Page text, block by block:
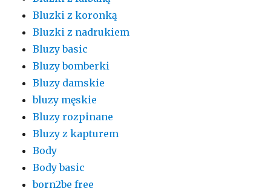
Bluzki z koronką
Bluzki z nadrukiem
Bluzy basic
Bluzy bomberki
Bluzy damskie
bluzy męskie
Bluzy rozpinane
Bluzy z kapturem
Body
Body basic
born2be free